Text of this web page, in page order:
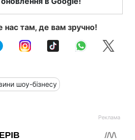
нас там, де вам зручно!
шоу-бізнесу